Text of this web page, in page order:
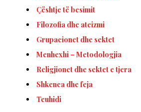
Çështje të besimit
Filozofia dhe ateizmi
Grupacionet dhe sektet
Menhexhi – Metodologjia
Religjionet dhe sektet e tjera
Shkenca dhe feja
Teuhidi